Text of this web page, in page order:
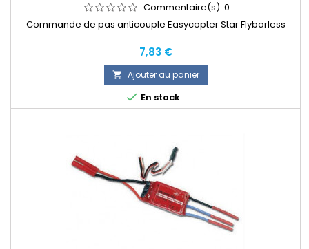
Commentaire(s): 0
Commande de pas anticouple Easycopter Star Flybarless
Prix
7,83 €
 Ajouter au panier
 En stock